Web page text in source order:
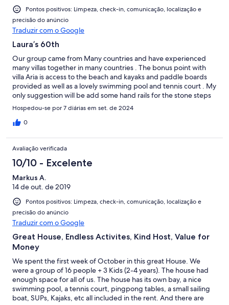
Pontos positivos: Limpeza, check-in, comunicação, localização e
precisão do anúncio
Traduzir com o Google
Laura’s 60th
Our group came from Many countries and have experienced
many villas together in many countries . The bonus point with
villa Aria is access to the beach and kayaks and paddle boards
provided as well as a lovely swimming pool and tennis court . My
only suggestion will be add some hand rails for the stone steps
going down to rooms .
Hospedou-se por 7 diárias em set. de 2024
0
Avaliação verificada
10/10 - Excelente
Markus A.
14 de out. de 2019
Pontos positivos: Limpeza, check-in, comunicação, localização e
precisão do anúncio
Traduzir com o Google
Great House, Endless Activites, Kind Host, Value for
Money
We spent the first week of October in this great House. We
were a group of 16 people + 3 Kids (2-4 years). The house had
enough space for all of us. The house has its own bay, a nice
swimming pool, a tennis court, pingpong tables, a small sailing
boat, SUPs, Kajaks, etc all included in the rent. And there are